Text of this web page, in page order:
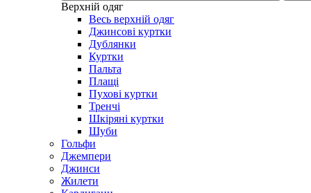
Верхній одяг
Весь верхній одяг
Джинсові куртки
Дублянки
Куртки
Пальта
Плащі
Пухові куртки
Тренчі
Шкіряні куртки
Шуби
Гольфи
Джемпери
Джинси
Жилети